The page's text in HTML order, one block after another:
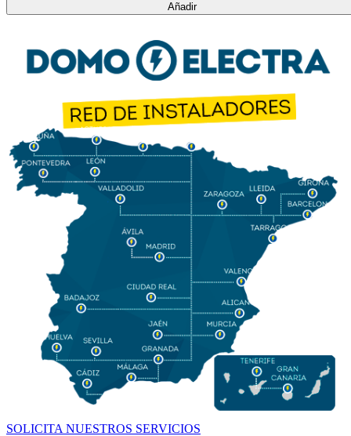
Añadir
SOLICITA NUESTROS SERVICIOS